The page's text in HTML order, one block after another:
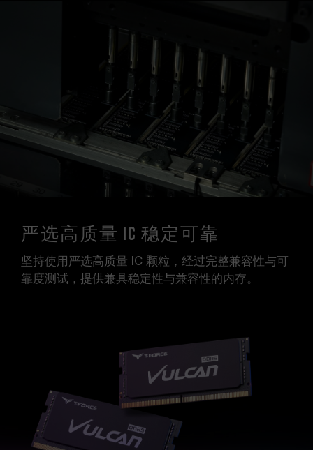
严选高质量 IC 稳定可靠
坚持使用严选高质量 IC 颗粒，经过完整兼容性与可
靠度测试，提供兼具稳定性与兼容性的内存。